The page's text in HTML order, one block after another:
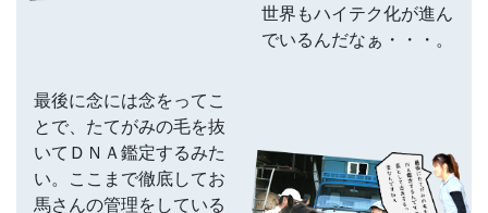
世界もハイテク化が進ん
でいるんだなぁ・・・。
最後に念には念をってこ
とで、たてがみの毛を抜
いてＤＮＡ鑑定するみた
い。ここまで徹底してお
馬さんの管理をしている